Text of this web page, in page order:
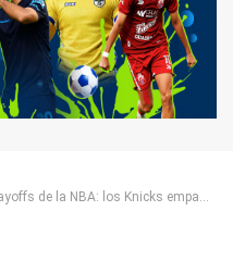
los Knicks empatan con los Heat y los Lakers vencen a los Warriors